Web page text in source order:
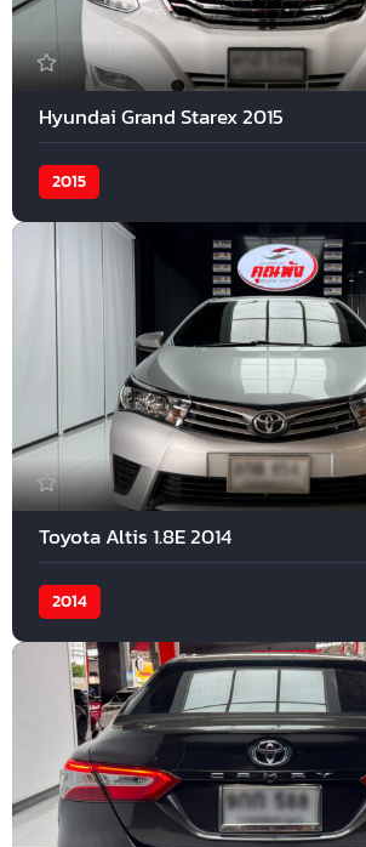
Hyundai Grand Starex 2015
2015
Toyota Altis 1.8E 2014
2014